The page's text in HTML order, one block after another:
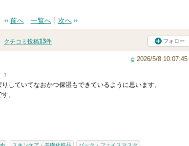
前へ 一覧へ 次へ
クチコミ投稿13件 フォロー
2026/5/8 10:07:45
していてなおかつ保湿もできているように思います。
。